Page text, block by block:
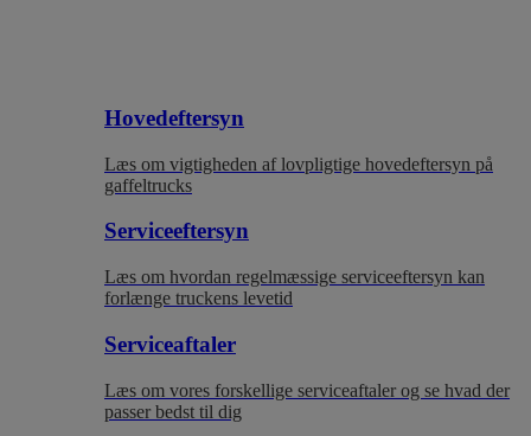
Hovedeftersyn
Læs om vigtigheden af lovpligtige hovedeftersyn på
gaffeltrucks
Serviceeftersyn
Læs om hvordan regelmæssige serviceeftersyn kan
forlænge truckens levetid
Serviceaftaler
Læs om vores forskellige serviceaftaler og se hvad der
passer bedst til dig